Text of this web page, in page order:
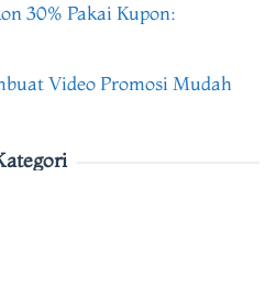
30% Pakai Kupon:
Video Promosi Mudah